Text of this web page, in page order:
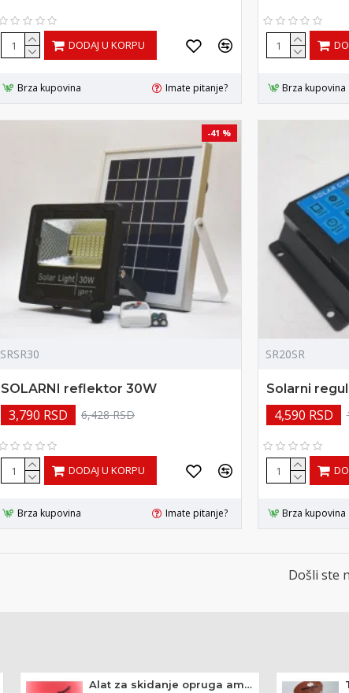
DODAJ U KORPU
Brza kupovina Imate pitanje? Brza kupovina
-41 %
SRSR30
SOLARNI reflektor 30W
3,790 RSD 6,428 RSD
DODAJ U KORPU
Brza kupovina Imate pitanje?
SR20SR
Solarni
4,590 RSD
Brza kupovina
Došli ste
Alat za skidanje opruga amortizera - kovani 370mm